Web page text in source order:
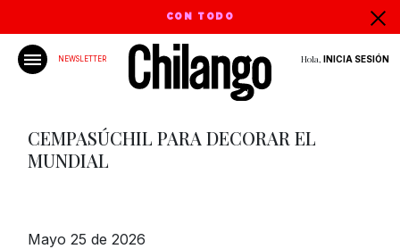
CON TODO
NEWSLETTER Hola, INICIA SESIÓN
CEMPASÚCHIL PARA DECORAR EL
MUNDIAL
Mayo 25 de 2026